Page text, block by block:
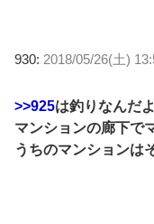
930: 2018/05/26(土)
>>925は釣りなんだ
マンションの廊下で
うちのマンションは